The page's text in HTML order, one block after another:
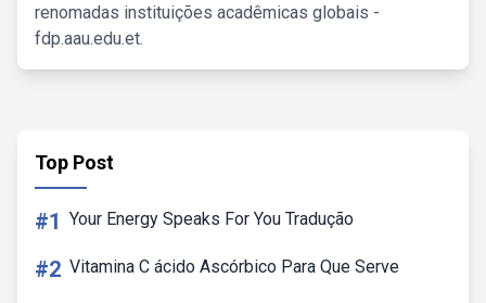
renomadas instituições acadêmicas globais -
fdp.aau.edu.et.
Top Post
#1 Your Energy Speaks For You Tradução
#2 Vitamina C ácido Ascórbico Para Que Serve